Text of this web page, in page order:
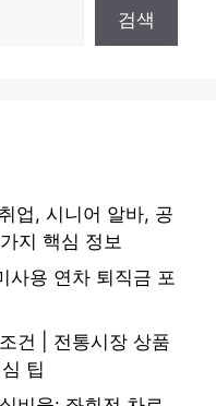
검색
업, 시니어 알바, 공
지 핵심 정보
사용 연차 퇴직금 포
건 | 전통시장 상품
팁